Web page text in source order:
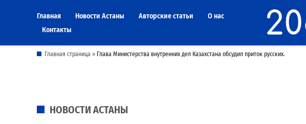
Главная Новости Астаны Авторские статьи
О нас
Контакты
Главная страница » Глава Министерства внутренних дел Казахстана обсудил приток русских.
POSTED
НОВОСТИ АСТАНЫ